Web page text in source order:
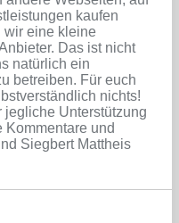
kaufen
wir eine kleine
Das ist nicht
natürlich ein
betreiben. Für euch
nichts!
jegliche Unterstützung
Kommentare und
Siegbert Mattheis